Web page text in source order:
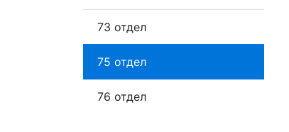
73 отдел
75 отдел
76 отдел